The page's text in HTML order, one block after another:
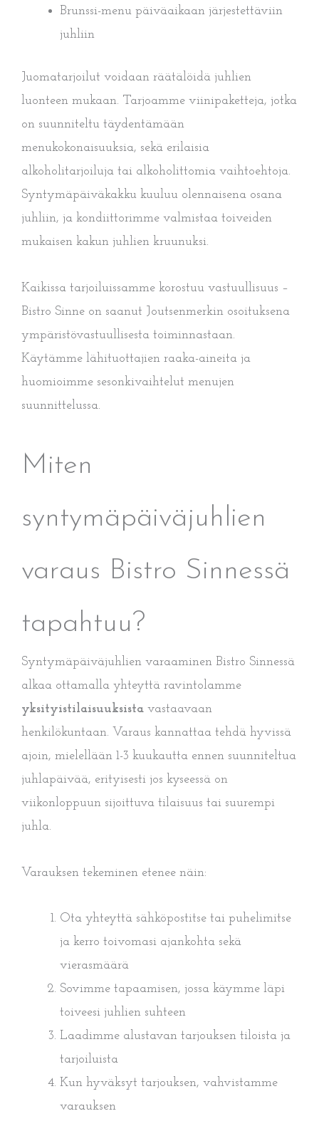
Brunssi-menu päiväaikaan järjestettäviin
juhliin
Juomatarjoilut voidaan räätälöidä juhlien
luonteen mukaan. Tarjoamme viinipaketteja, jotka
on suunniteltu täydentämään
menukokonaisuuksia, sekä erilaisia
alkoholitarjoiluja tai alkoholittomia vaihtoehtoja.
Syntymäpäiväkakku kuuluu olennaisena osana
juhliin, ja kondiittorimme valmistaa toiveiden
mukaisen kakun juhlien kruunuksi.
Kaikissa tarjoiluissamme korostuu vastuullisuus –
Bistro Sinne on saanut Joutsenmerkin osoituksena
ympäristövastuullisesta toiminnastaan.
Käytämme lähituottajien raaka-aineita ja
huomioimme sesonkivaihtelut menujen
suunnittelussa.
Miten
syntymäpäiväjuhlien
varaus Bistro Sinnessä
tapahtuu?
Syntymäpäiväjuhlien varaaminen Bistro Sinnessä
alkaa ottamalla yhteyttä ravintolamme
yksityistilaisuuksista vastaavaan
henkilökuntaan. Varaus kannattaa tehdä hyvissä
ajoin, mielellään 1-3 kuukautta ennen suunniteltua
juhlapäivää, erityisesti jos kyseessä on
viikonloppuun sijoittuva tilaisuus tai suurempi
juhla.
Varauksen tekeminen etenee näin:
Ota yhteyttä sähköpostitse tai puhelimitse
ja kerro toivomasi ajankohta sekä
vierasmäärä
Sovimme tapaamisen, jossa käymme läpi
toiveesi juhlien suhteen
Laadimme alustavan tarjouksen tiloista ja
tarjoiluista
Kun hyväksyt tarjouksen, vahvistamme
varauksen